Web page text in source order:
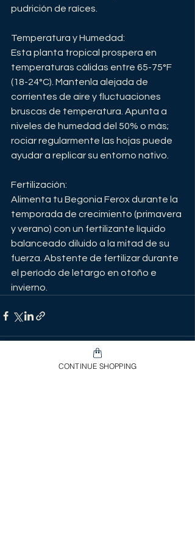
pudrición de raíces.
Temperatura y Humedad:
Esta planta tropical prospera en
temperaturas cálidas entre 65-75°F
(18-24°C). Mantenla alejada de
corrientes de aire y fluctuaciones
bruscas de temperatura. Apunta a
niveles de humedad del 50% o más;
rociar regularmente las hojas puede
ayudar a replicar su entorno nativo.
Fertilización:
Alimenta tu Begonia Ferox durante la
temporada de crecimiento (primavera
y verano) con un fertilizante líquido
balanceado diluido a la mitad de su
fuerza. Abstente de fertilizar durante
el período de letargo en otoño e
invierno.
CONTINUE SHOPPING